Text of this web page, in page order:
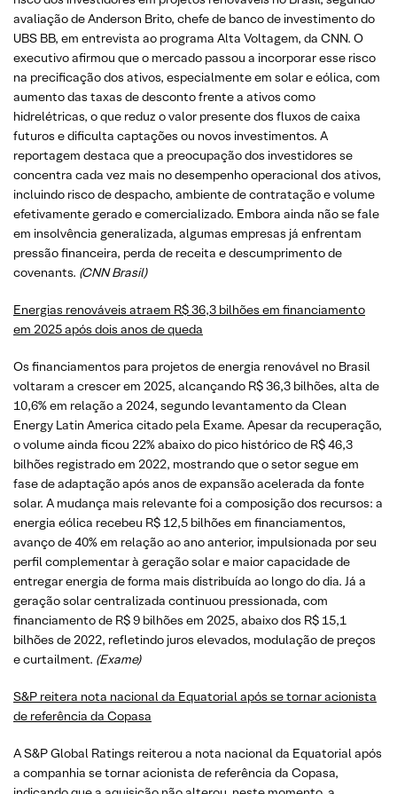
avaliação de Anderson Brito, chefe de banco de investimento do
UBS BB, em entrevista ao programa Alta Voltagem, da CNN. O
executivo afirmou que o mercado passou a incorporar esse risco
na precificação dos ativos, especialmente em solar e eólica, com
aumento das taxas de desconto frente a ativos como
hidrelétricas, o que reduz o valor presente dos fluxos de caixa
futuros e dificulta captações ou novos investimentos. A
reportagem destaca que a preocupação dos investidores se
concentra cada vez mais no desempenho operacional dos ativos,
incluindo risco de despacho, ambiente de contratação e volume
efetivamente gerado e comercializado. Embora ainda não se fale
em insolvência generalizada, algumas empresas já enfrentam
pressão financeira, perda de receita e descumprimento de
covenants. (CNN Brasil)
Energias renováveis atraem R$ 36,3 bilhões em financiamento
em 2025 após dois anos de queda
Os financiamentos para projetos de energia renovável no Brasil
voltaram a crescer em 2025, alcançando R$ 36,3 bilhões, alta de
10,6% em relação a 2024, segundo levantamento da Clean
Energy Latin America citado pela Exame. Apesar da recuperação,
o volume ainda ficou 22% abaixo do pico histórico de R$ 46,3
bilhões registrado em 2022, mostrando que o setor segue em
fase de adaptação após anos de expansão acelerada da fonte
solar. A mudança mais relevante foi a composição dos recursos: a
energia eólica recebeu R$ 12,5 bilhões em financiamentos,
avanço de 40% em relação ao ano anterior, impulsionada por seu
perfil complementar à geração solar e maior capacidade de
entregar energia de forma mais distribuída ao longo do dia. Já a
geração solar centralizada continuou pressionada, com
financiamento de R$ 9 bilhões em 2025, abaixo dos R$ 15,1
bilhões de 2022, refletindo juros elevados, modulação de preços
e curtailment. (Exame)
S&P reitera nota nacional da Equatorial após se tornar acionista
de referência da Copasa
A S&P Global Ratings reiterou a nota nacional da Equatorial após
a companhia se tornar acionista de referência da Copasa,